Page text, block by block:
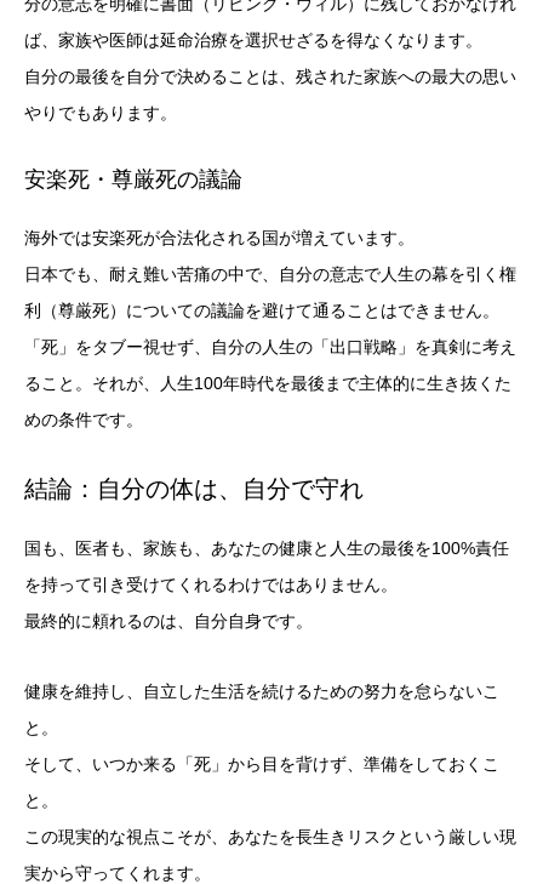
ば、家族や医師は延命治療を選択せざるを得なくなります。
自分の最後を自分で決めることは、残された家族への最大の思い
やりでもあります。
安楽死・尊厳死の議論
海外では安楽死が合法化される国が増えています。
日本でも、耐え難い苦痛の中で、自分の意志で人生の幕を引く権
利（尊厳死）についての議論を避けて通ることはできません。
「死」をタブー視せず、自分の人生の「出口戦略」を真剣に考え
ること。それが、人生100年時代を最後まで主体的に生き抜くた
めの条件です。
結論：自分の体は、自分で守れ
国も、医者も、家族も、あなたの健康と人生の最後を100%責任
を持って引き受けてくれるわけではありません。
最終的に頼れるのは、自分自身です。
健康を維持し、自立した生活を続けるための努力を怠らないこ
と。
そして、いつか来る「死」から目を背けず、準備をしておくこ
と。
この現実的な視点こそが、あなたを長生きリスクという厳しい現
実から守ってくれます。